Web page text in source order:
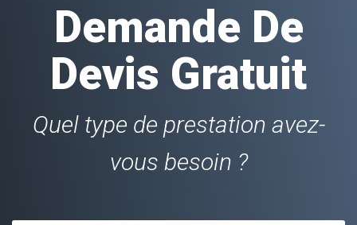
Demande De
Devis Gratuit
Quel type de prestation avez-
vous besoin ?